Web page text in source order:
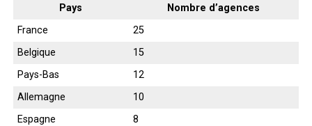
Pays
Nombre d’agences
France
25
Belgique
15
Pays-Bas
12
Allemagne
10
Espagne
8